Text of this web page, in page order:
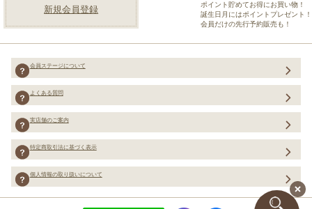
新規会員登録
ポイント貯めてお得にお買い物！
誕生日月にはポイントプレゼント！
会員だけの先行予約販売も！
会員ステージについて
よくある質問
実店舗のご案内
特定商取引法に基づく表示
個人情報の取り扱いについて